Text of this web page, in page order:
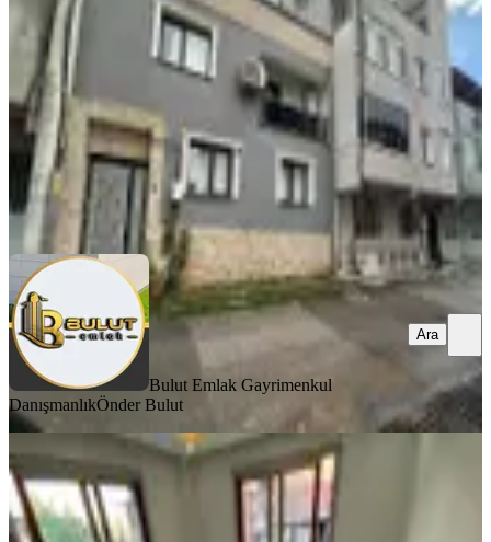
Buca, Yenigün Mahallesi
2+1
90 m²· 31.07.2026
16.500.000 ₺
Bulut Emlak Gayrimenkul Danışmanlık Önder Bulut
Bulut Emlak Gayrimenkul
DanışmanlıkÖnder Bulut
Ara
Acill Buca M.kemal Mah.de 2 Katlı 2
Daireli Sıfır Yapı Komple Satılık Bina
Buca, Mustafa Kemal Mahallesi